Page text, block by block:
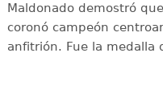
Maldonado demostró
coronó campeón
anfitrión. Fue la medalla